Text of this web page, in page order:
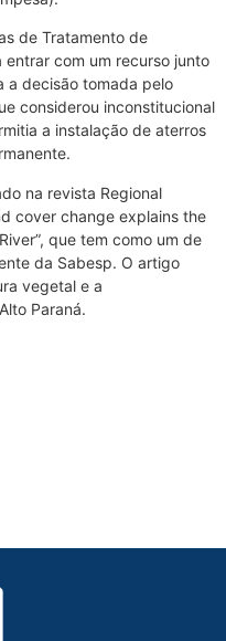
de Tratamento de
entrar com um recurso junto
a decisão tomada pelo
considerou inconstitucional
a instalação de aterros
na revista Regional
cover change explains the
que tem como um de
da Sabesp. O artigo
vegetal e a
Paraná.